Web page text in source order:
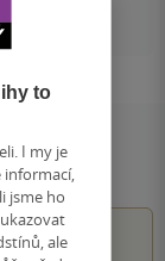
to
I my je
jsme ho
ale